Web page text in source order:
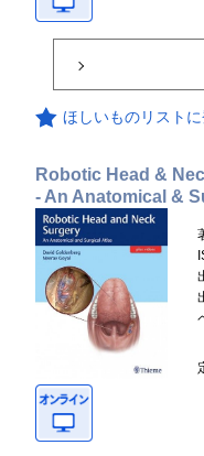
ほしいものリスト
Robotic Head &
- An Anatomical &